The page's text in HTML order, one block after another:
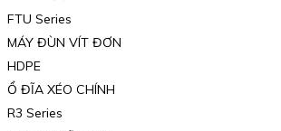
FTU Series
MÁY ĐÙN VÍT ĐƠN
HDPE
Ổ ĐĨA XÉO CHÍNH
R3 Series